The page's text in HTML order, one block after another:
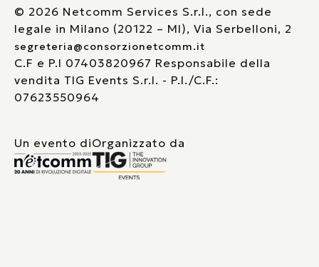
© 2026 Netcomm Services S.r.l., con sede
legale in Milano (20122 – MI), Via Serbelloni, 2
segreteria@consorzionetcomm.it
C.F e P.I 07403820967 Responsabile della
vendita TIG Events S.r.l. - P.I./C.F.:
07623550964
Un evento diOrganizzato da